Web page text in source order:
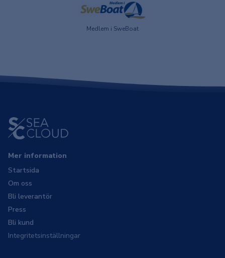
Medlem i SweBoat
Mer information
Startsida
Om oss
Bli leverantör
Press
Bli kund
Integritetsinställningar